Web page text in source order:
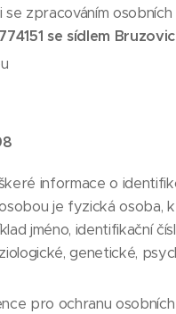
zpracováním
se sídlem
informace o
je fyzická osoba,
jméno, identifikační
genetické,
pro ochranu osobních